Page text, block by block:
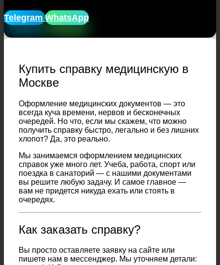
Telegram WhatsApp
Купить справку медицинскую в
Москве
Оформление медицинских документов — это
всегда куча времени, нервов и бесконечных
очередей. Но что, если мы скажем, что можно
получить справку быстро, легально и без лишних
хлопот? Да, это реально.
Мы занимаемся оформлением медицинских
справок уже много лет. Учеба, работа, спорт или
поездка в санаторий — с нашими документами
вы решите любую задачу. И самое главное —
вам не придется никуда ехать или стоять в
очередях.
Как заказать справку?
Вы просто оставляете заявку на сайте или
пишете нам в мессенджер. Мы уточняем детали: